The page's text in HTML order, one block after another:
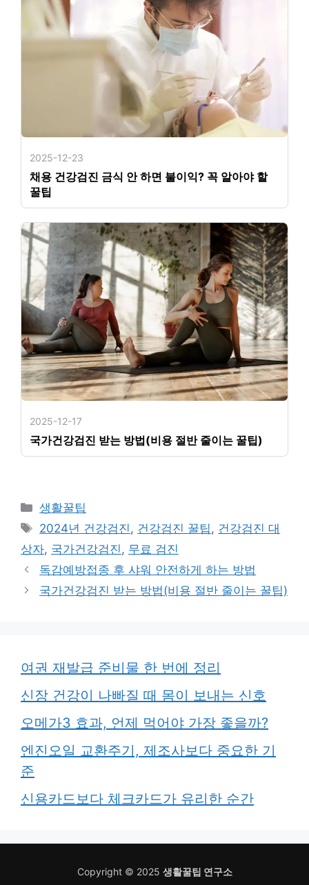
2025-12-23
채용 건강검진 금식 안 하면 불이익? 꼭 알아야 할
꿀팁
2025-12-17
국가건강검진 받는 방법(비용 절반 줄이는 꿀팁)
카
테
리
생활꿀팁
태
그
2024년 건강검진 , 건강검진 꿀팁 , 건강검진 대
상자, 국가건강검진 , 무료 검진
독감예방접종 후 샤워 안전하게 하는 방법
국가건강검진 받는 방법(비용 절반 줄이는 꿀팁)
여권 재발급 준비물 한 번에 정리
신장 건강이 나빠질 때 몸이 보내는 신호
오메가3 효과, 언제 먹어야 가장 좋을까?
엔진오일 교환주기, 제조사보다 중요한 기
준
신용카드보다 체크카드가 유리한 순간
Copyright © 2025 생활꿀팁 연구소